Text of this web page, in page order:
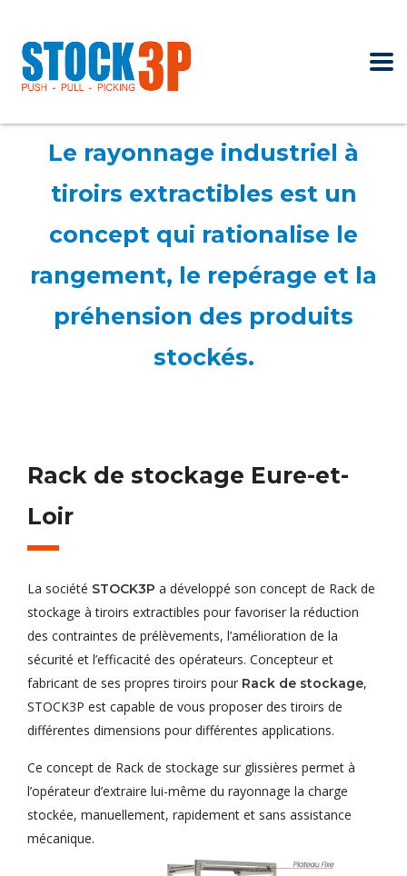
Le rayonnage industriel à
tiroirs extractibles est un
concept qui rationalise le
rangement, le repérage et la
préhension des produits
stockés.
Rack de stockage Eure-et-
Loir
La société STOCK3P a développé son concept de Rack de
stockage à tiroirs extractibles pour favoriser la réduction
des contraintes de prélèvements, l’amélioration de la
sécurité et l’efficacité des opérateurs. Concepteur et
fabricant de ses propres tiroirs pour Rack de stockage,
STOCK3P est capable de vous proposer des tiroirs de
différentes dimensions pour différentes applications.
Ce concept de Rack de stockage sur glissières permet à
l’opérateur d’extraire lui-même du rayonnage la charge
stockée, manuellement, rapidement et sans assistance
mécanique.